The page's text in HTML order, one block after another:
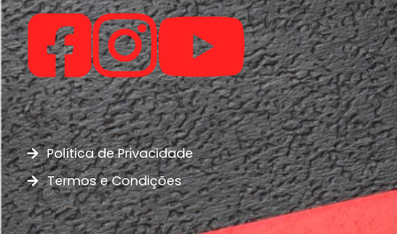
Política de Privacidade
Termos e Condições